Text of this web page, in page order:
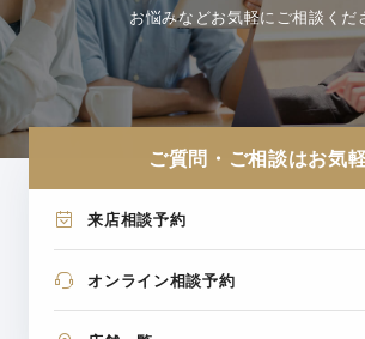
お悩みなどお気軽にご相談くだ
ご質問・ご相談はお気
来店相談予約
オンライン相談予約